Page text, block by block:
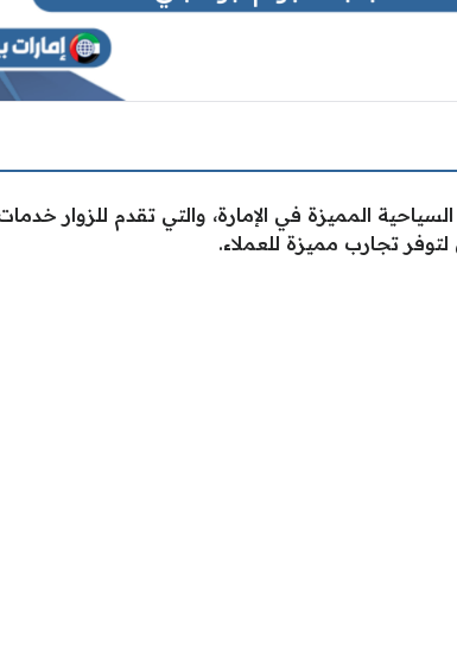
المميزة في الإمارة، والتي تقدم للزوار
تجارب مميزة للعملاء.